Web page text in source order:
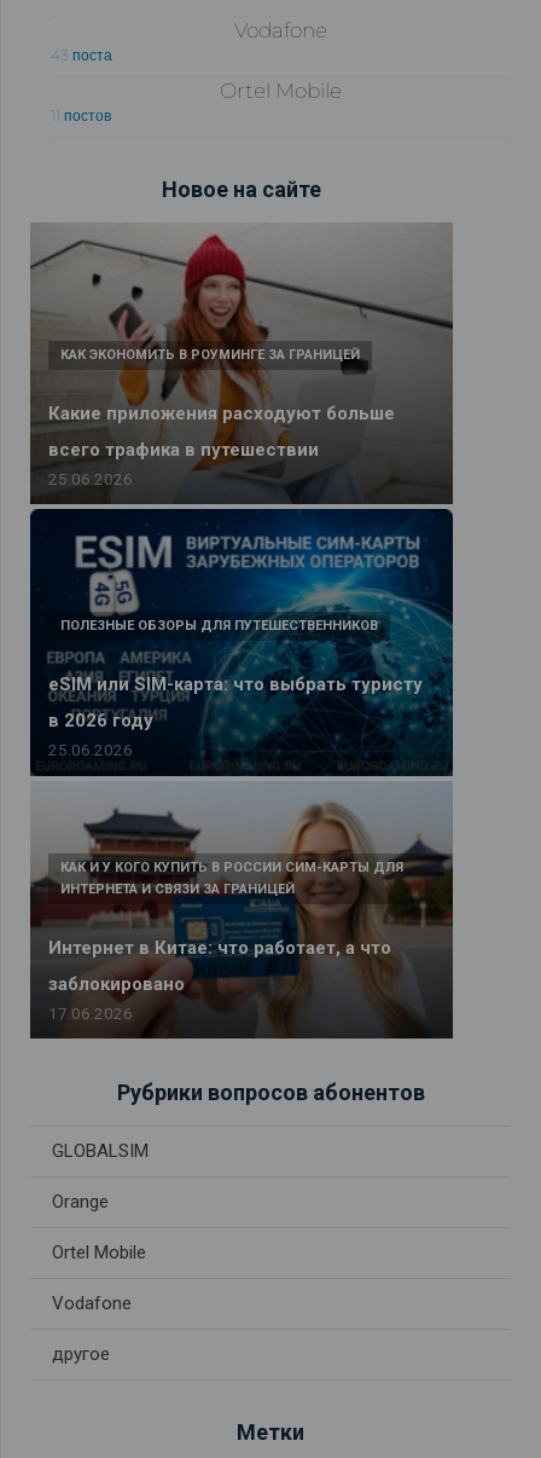
Vodafone
43 поста
Ortel Mobile
11 постов
Новое на сайте
Какие приложения расходуют больше
всего трафика в путешествии
КАК ЭКОНОМИТЬ В РОУМИНГЕ ЗА ГРАНИЦЕЙ
25.06.2026
eSIM или SIM-карта: что выбрать туристу
в 2026 году
ПОЛЕЗНЫЕ ОБЗОРЫ ДЛЯ ПУТЕШЕСТВЕННИКОВ
25.06.2026
Интернет в Китае: что работает, а что
заблокировано
КАК И У КОГО КУПИТЬ В РОССИИ СИМ-КАРТЫ ДЛЯ
ИНТЕРНЕТА И СВЯЗИ ЗА ГРАНИЦЕЙ
17.06.2026
Рубрики вопросов абонентов
GLOBALSIM
Orange
Ortel Mobile
Vodafone
другое
Метки